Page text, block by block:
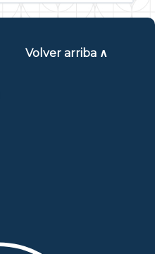
Volver arriba ∧